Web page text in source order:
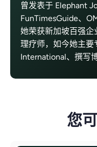
曾发表于 Elephant
FunTimesGuide、
她荣获新加坡百强企
理疗师，如今她主要
International、撰写
您